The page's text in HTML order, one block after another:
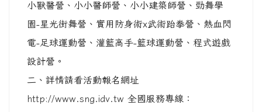
小獸醫營、小小醫師營、小小建築師營、勁舞學
園-星光街舞營、實用防身術x武術跆拳營、熱血閃
電-足球運動營、灌籃高手-籃球運動營、程式遊戲
設計營。
二、詳情請看活動報名網址
http://www.sng.idv.tw 全國服務專線：